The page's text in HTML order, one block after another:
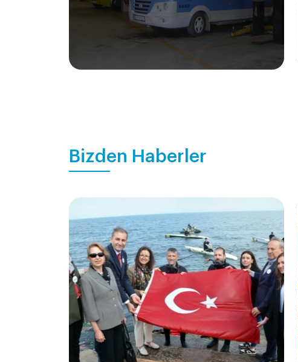
Bizden Haberler